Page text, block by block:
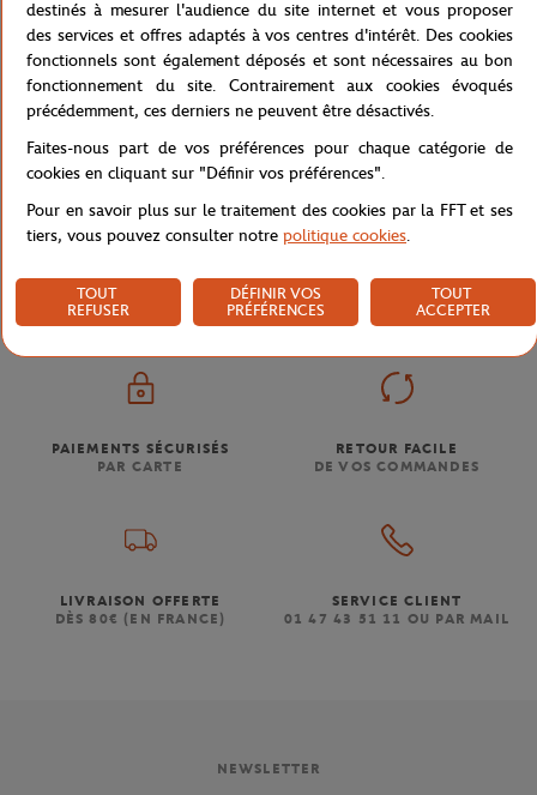
Livraison et retours
Boutique Mug Marinière logo Roland-
PAIEMENTS SÉCURISÉS
PAR CARTE
RETOUR FACILE
DE VOS COMMANDES
LIVRAISON OFFERTE
DÈS 80€ (EN FRANCE)
SERVICE CLIENT
01 47 43 51 11 OU PAR MAIL
NEWSLETTER
destinés à mesurer l'audience du site internet et vous proposer
des services et offres adaptés à vos centres d'intérêt. Des cookies
fonctionnels sont également déposés et sont nécessaires au bon
fonctionnement du site. Contrairement aux cookies évoqués
précédemment, ces derniers ne peuvent être désactivés.
Faites-nous part de vos préférences pour chaque catégorie de
cookies en cliquant sur "Définir vos préférences".
Pour en savoir plus sur le traitement des cookies par la FFT et ses
tiers, vous pouvez consulter notre politique cookies.
TOUT
REFUSER
DÉFINIR VOS
PRÉFÉRENCES
TOUT
ACCEPTER